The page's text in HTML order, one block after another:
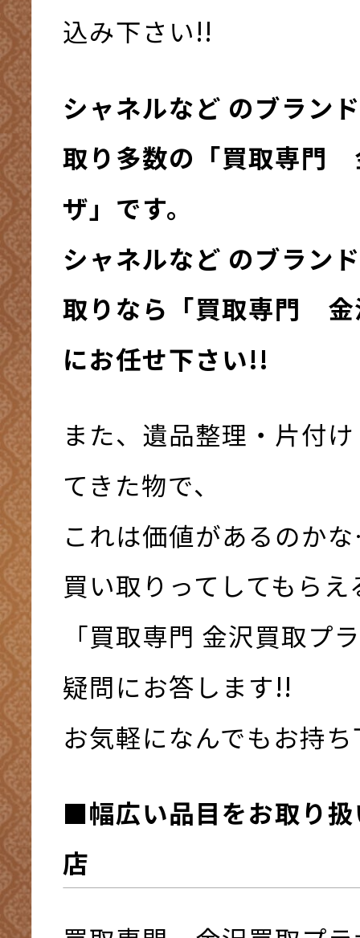
込み下さい!!
シャネルなど のブラン
取り多数の「買取専門
ザ」です。
シャネルなど のブラン
取りなら「買取専門 金
にお任せ下さい!!
また、遺品整理・片付
てきた物で、
これは価値があるのか
買い取りってしてもら
「買取専門 金沢買取プ
疑問にお答します!!
お気軽になんでもお持
■幅広い品目をお取り
店